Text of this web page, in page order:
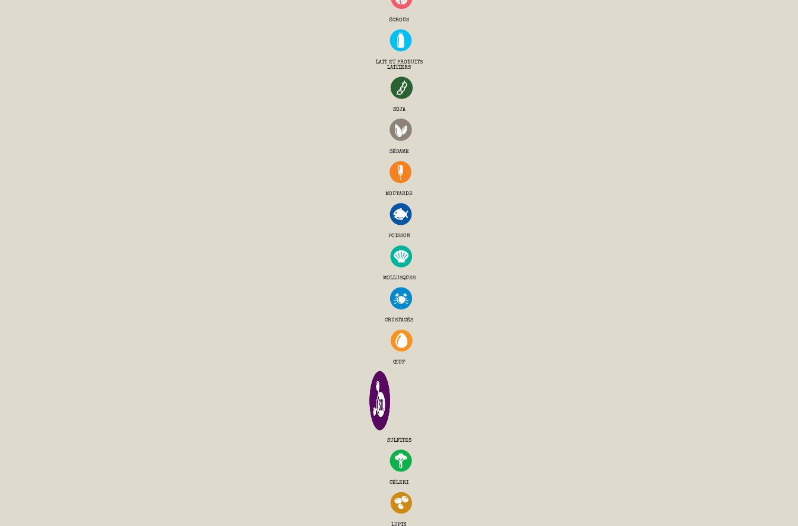
ÉCROUS
LAIT ET PRODUITS
LAITIERS
SOJA
SÉSAME
MOUTARDE
POISSON
MOLLUSQUES
CRUSTACÉS
ŒUF
SULFITES
CÉLERI